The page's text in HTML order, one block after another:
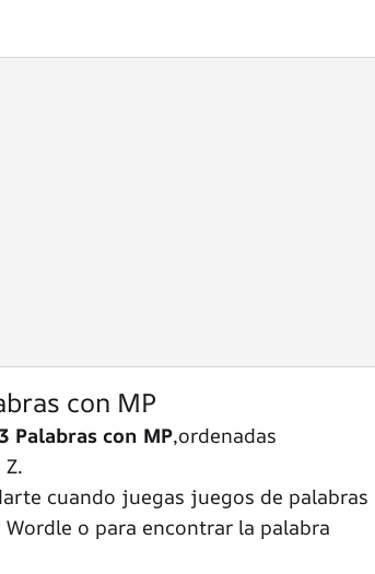
con MP
Palabras con MP,ordenadas
cuando juegas juegos de palabras
o para encontrar la palabra